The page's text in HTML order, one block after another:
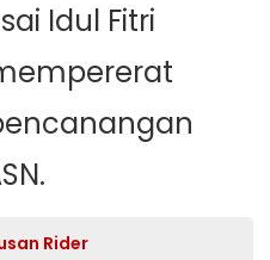
Idul Fitri
Rider